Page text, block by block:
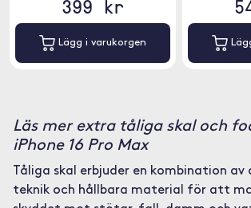
399 kr
Lägg i varukorgen
Läs mer extra tåliga skal och
iPhone 16 Pro Max
Tåliga skal erbjuder en kombination av
teknik och hållbara material för att